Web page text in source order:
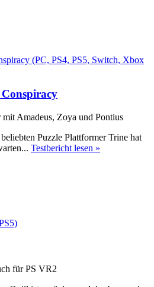
Amadeus, Zoya und Pontius
Puzzle Plattformer Trine hat
Testbericht lesen »
für PS VR2